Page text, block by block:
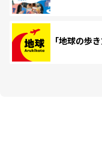
「地球の歩